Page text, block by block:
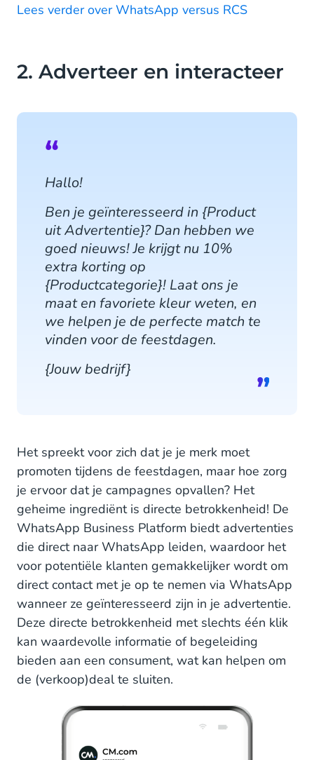
Lees verder over WhatsApp versus RCS
2. Adverteer en interacteer
Hallo!
Ben je geïnteresseerd in {Product
uit Advertentie}? Dan hebben we
goed nieuws! Je krijgt nu 10%
extra korting op
{Productcategorie}! Laat ons je
maat en favoriete kleur weten, en
we helpen je de perfecte match te
vinden voor de feestdagen.
{Jouw bedrijf}
Het spreekt voor zich dat je je merk moet
promoten tijdens de feestdagen, maar hoe zorg
je ervoor dat je campagnes opvallen? Het
geheime ingrediënt is directe betrokkenheid! De
WhatsApp Business Platform biedt advertenties
die direct naar WhatsApp leiden, waardoor het
voor potentiële klanten gemakkelijker wordt om
direct contact met je op te nemen via WhatsApp
wanneer ze geïnteresseerd zijn in je advertentie.
Deze directe betrokkenheid met slechts één klik
kan waardevolle informatie of begeleiding
bieden aan een consument, wat kan helpen om
de (verkoop)deal te sluiten.